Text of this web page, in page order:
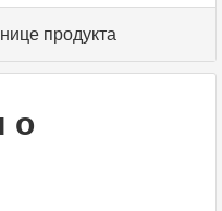
продукта
о